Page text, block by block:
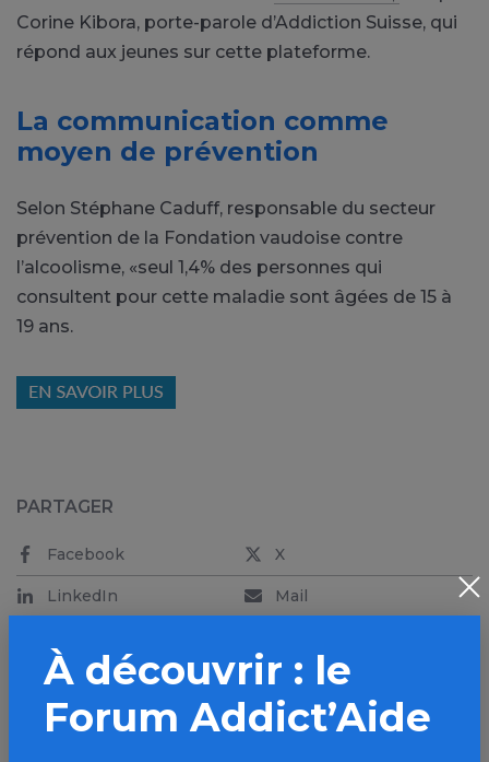
Corine Kibora, porte-parole d’Addiction Suisse, qui
répond aux jeunes sur cette plateforme.
La communication comme
moyen de prévention
Selon Stéphane Caduff, responsable du secteur
prévention de la Fondation vaudoise contre
l’alcoolisme, «seul 1,4% des personnes qui
consultent pour cette maladie sont âgées de 15 à
19 ans.
PARTAGER
Facebook X
LinkedIn Mail
À découvrir : le
Forum Addict’Aide